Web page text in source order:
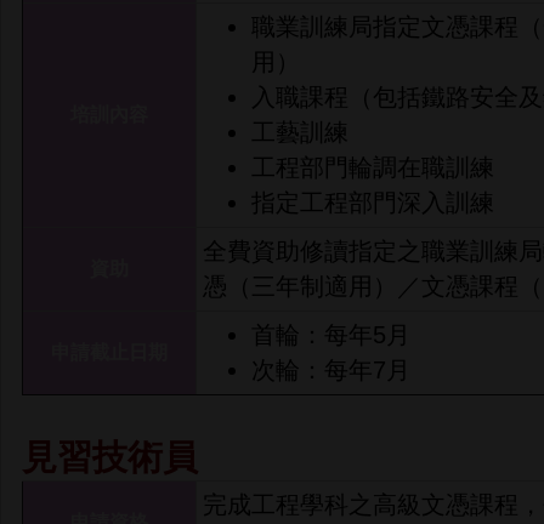
職業訓練局指定文憑課程
用）
入職課程（包括鐵路安全
工藝訓練
工程部門輪調在職訓練
指定工程部門深入訓練
全費資助修讀指定之職業訓練
憑（三年制適用）／文憑課程
首輪：每年5月
次輪：每年7月
見習技術員
完成工程學科之高級文憑課程